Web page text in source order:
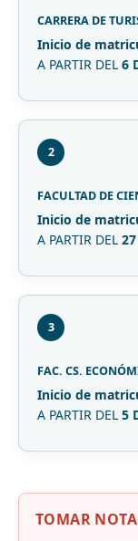
CARRERA DE
Inicio de
A PARTIR DEL 6
2
FACULTAD DE
Inicio de
A PARTIR DEL
3
FAC. CS.
Inicio de
A PARTIR DEL 5
TOMAR